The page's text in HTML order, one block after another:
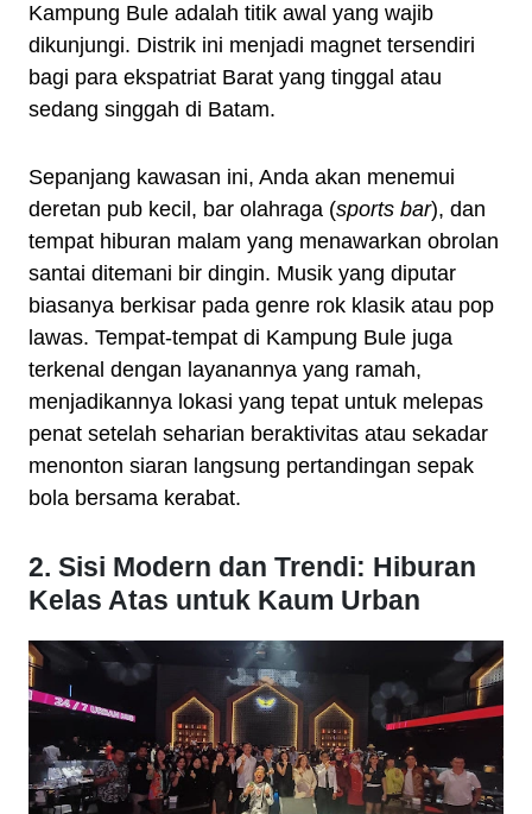
Kampung Bule adalah titik awal yang wajib
dikunjungi. Distrik ini menjadi magnet tersendiri
bagi para ekspatriat Barat yang tinggal atau
sedang singgah di Batam.
Sepanjang kawasan ini, Anda akan menemui
deretan pub kecil, bar olahraga (sports bar), dan
tempat hiburan malam yang menawarkan obrolan
santai ditemani bir dingin. Musik yang diputar
biasanya berkisar pada genre rok klasik atau pop
lawas. Tempat-tempat di Kampung Bule juga
terkenal dengan layanannya yang ramah,
menjadikannya lokasi yang tepat untuk melepas
penat setelah seharian beraktivitas atau sekadar
menonton siaran langsung pertandingan sepak
bola bersama kerabat.
2. Sisi Modern dan Trendi: Hiburan
Kelas Atas untuk Kaum Urban